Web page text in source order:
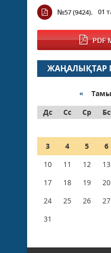
№57 (9424). 01
PDF
ЖАҢАЛЫҚТАР
«
Дс
Сс Ср Бс
3
4 5 6
10
11 12 13
17
18 19 20
24
25 26 27
31